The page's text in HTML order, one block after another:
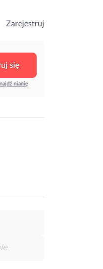
Zarejestruj
się
nianię